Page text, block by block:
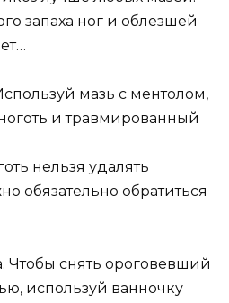
запаха ног и облезшей
мазь с ментолом,
и травмированный
нельзя удалять
обязательно обратиться
Чтобы снять ороговевший
используй ванночку